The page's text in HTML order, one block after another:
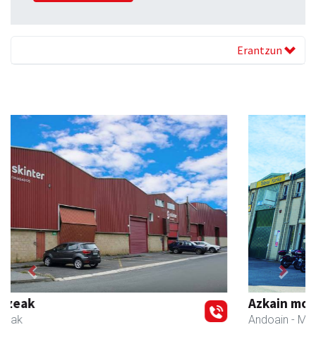
Erantzun
Azkain motoak
Andoain
Previous Next